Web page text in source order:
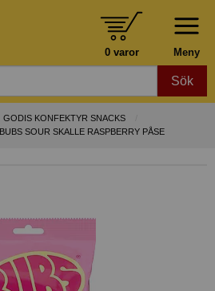
Meny
0 varor
Sök
GODIS KONFEKTYR SNACKS
BUBS SOUR SKALLE RASPBERRY PÅSE